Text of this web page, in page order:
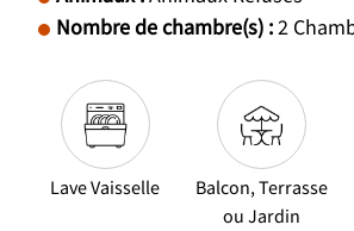
Nombre de chambre(s) :2
Lave Vaisselle
Balcon, Terrasse
ou Jardin